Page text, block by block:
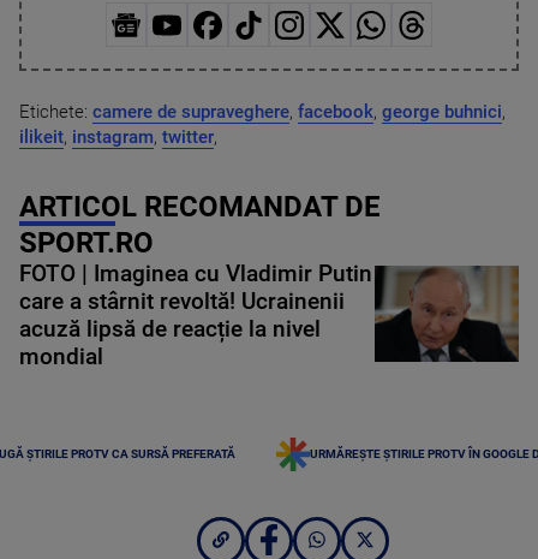
Etichete: camere de supraveghere, facebook, george buhnici,
ilikeit, instagram, twitter,
ARTICOL RECOMANDAT DE
SPORT.RO
FOTO | Imaginea cu Vladimir Putin
care a stârnit revoltă! Ucrainenii
acuză lipsă de reacție la nivel
mondial
ȘTIRILE PROTV CA SURSĂ PREFERATĂ URMĂREȘTE ȘTIRILE PROTV ÎN GOOGLE